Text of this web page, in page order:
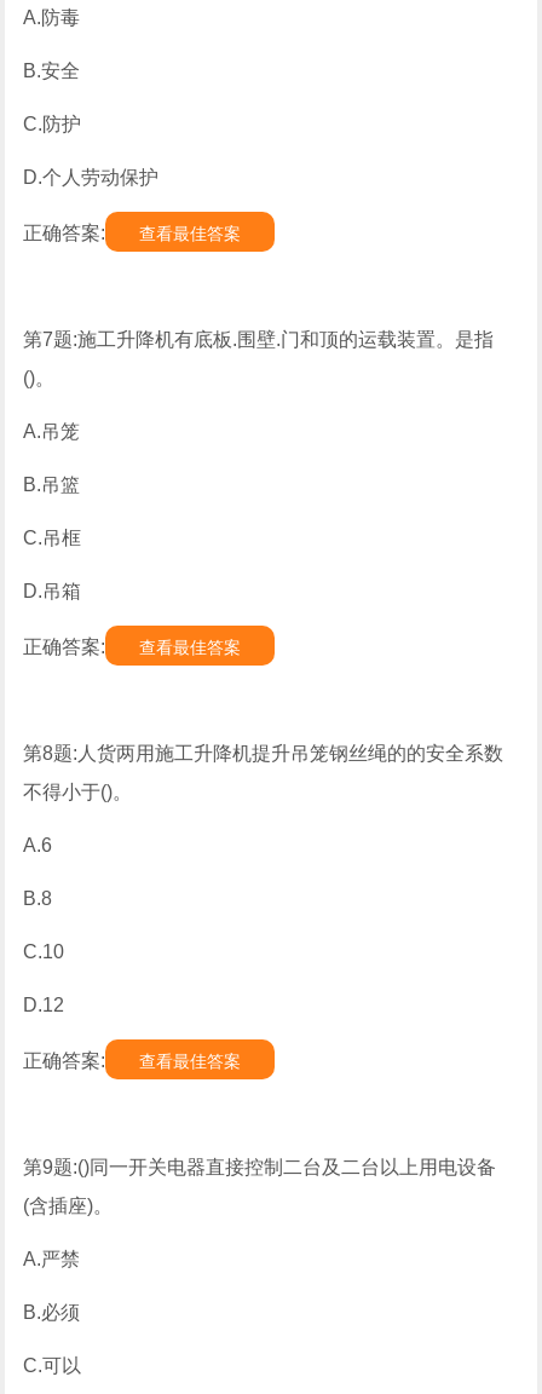
A.防毒
B.安全
C.防护
D.个人劳动保护
正确答案: 查看最佳答案
第7题:施工升降机有底板.围壁.门和顶的运载装置。是指
()。
A.吊笼
B.吊篮
C.吊框
D.吊箱
正确答案: 查看最佳答案
第8题:人货两用施工升降机提升吊笼钢丝绳的的安全系数
不得小于()。
A.6
B.8
C.10
D.12
正确答案: 查看最佳答案
第9题:()同一开关电器直接控制二台及二台以上用电设备
(含插座)。
A.严禁
B.必须
C.可以